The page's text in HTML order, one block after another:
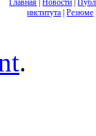
Главная |Новости |
института |Резюме
.